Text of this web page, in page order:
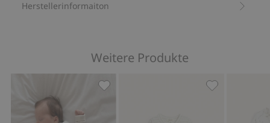
Herstellerinformaiton
Weitere Produkte